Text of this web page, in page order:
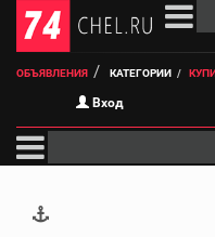
ОБЪЯВЛЕНИЯ КАТЕГОРИИ
Вход